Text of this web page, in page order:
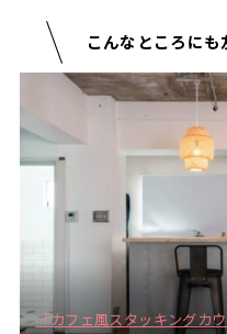
こんなところに
「カフェ風スタッキングカ